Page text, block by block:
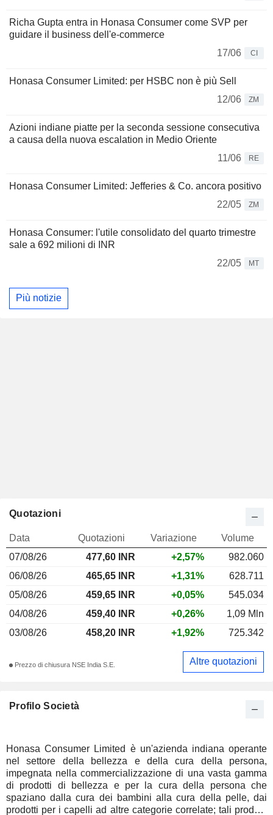
Richa Gupta entra in Honasa Consumer come SVP per
guidare il business dell'e-commerce
17/06
CI
Honasa Consumer Limited: per HSBC non è più Sell
12/06
ZM
Azioni indiane piatte per la seconda sessione consecutiva
a causa della nuova escalation in Medio Oriente
11/06
RE
Honasa Consumer Limited: Jefferies & Co. ancora positivo
22/05
ZM
Honasa Consumer: l'utile consolidato del quarto trimestre
sale a 692 milioni di INR
22/05
MT
Più notizie
Profilo Società
Honasa Consumer Limited è un'azienda indiana operante
nel settore della bellezza e della cura della persona,
impegnata nella commercializzazione di una vasta gamma
di prodotti di bellezza e per la cura della persona che
spaziano dalla cura dei bambini alla cura della pelle, dai
prodotti per i capelli ad altre categorie correlate; tali prodotti
Quotazioni
Data Quotazioni Variazione
Volume
07/08/26
477,60 INR +2,57%
982.060
06/08/26
465,65 INR +1,31%
628.711
05/08/26
459,65 INR +0,05%
545.034
04/08/26
459,40 INR +0,26%
1,09 Mln
03/08/26
458,20 INR +1,92% 725.342
Prezzo di chiusura NSE India S.E. Altre quotazioni